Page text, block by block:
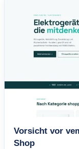
Vorsicht vor
Shop